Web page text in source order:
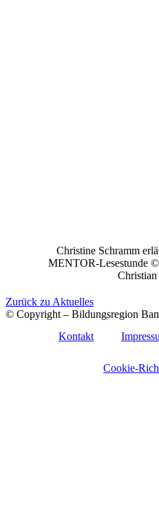
Christine Schramm
MENTOR-Lesestunde
Zurück zu Aktuelles
© Copyright – Bildungsregion
Kontakt
Cookie-